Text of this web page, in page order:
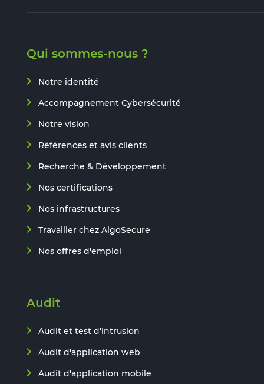
Qui sommes-nous ?
Notre identité
Accompagnement Cybersécurité
Notre vision
Références et avis clients
Recherche & Développement
Nos certifications
Nos infrastructures
Travailler chez AlgoSecure
Nos offres d'emploi
Audit
Audit et test d'intrusion
Audit d'application web
Audit d'application mobile